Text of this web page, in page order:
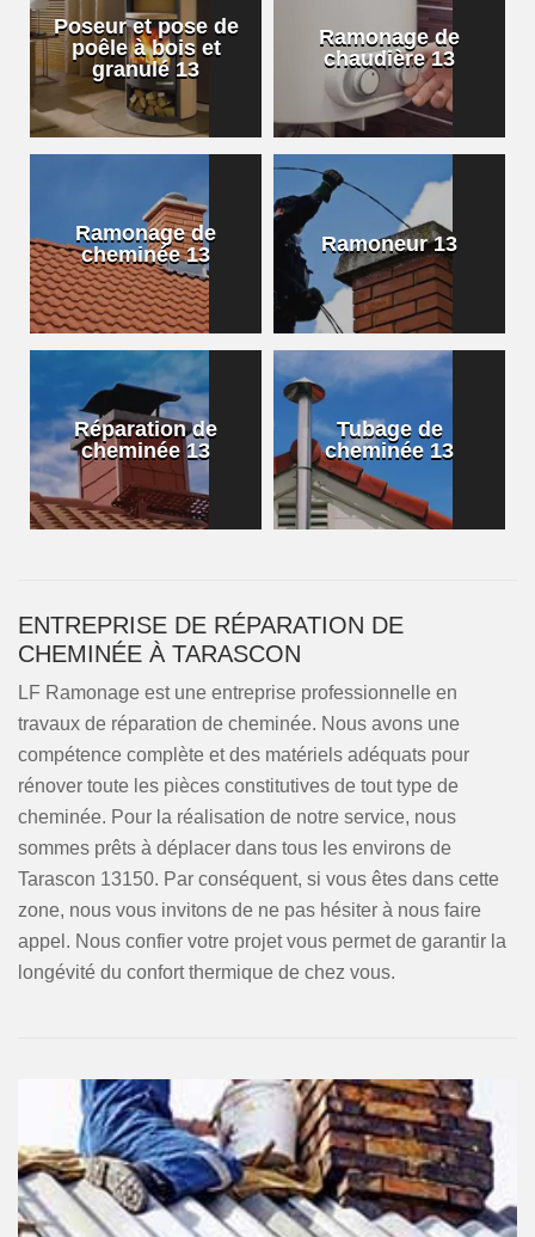
Poseur et pose de
poêle à bois et
granulé 13
Ramonage de
chaudière 13
Ramonage de
cheminée 13
Ramoneur 13
Réparation de
cheminée 13
Tubage de
cheminée 13
ENTREPRISE DE RÉPARATION DE
CHEMINÉE À TARASCON
LF Ramonage est une entreprise professionnelle en
travaux de réparation de cheminée. Nous avons une
compétence complète et des matériels adéquats pour
rénover toute les pièces constitutives de tout type de
cheminée. Pour la réalisation de notre service, nous
sommes prêts à déplacer dans tous les environs de
Tarascon 13150. Par conséquent, si vous êtes dans cette
zone, nous vous invitons de ne pas hésiter à nous faire
appel. Nous confier votre projet vous permet de garantir la
longévité du confort thermique de chez vous.